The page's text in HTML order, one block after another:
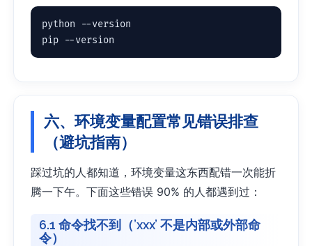
python --version
pip --version
六、环境变量配置常见错误排查
（避坑指南）
踩过坑的人都知道，环境变量这东西配错一次能折
腾一下午。下面这些错误 90% 的人都遇到过：
6.1 命令找不到（’xxx’ 不是内部或外部命
令）